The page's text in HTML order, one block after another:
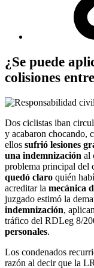
¿Se puede
colisiones
Dos ciclistas iban
y acabaron chocando,
ellos sufrió lesiones
una indemnización al
problema principal del
quedó claro quién
acreditar la mecánica
juzgado estimó la
indemnización,
tráfico del RDLeg 8/
personales.
Los condenados
razón al decir que la